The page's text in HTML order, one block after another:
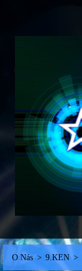
O Nás > 9.KEN >